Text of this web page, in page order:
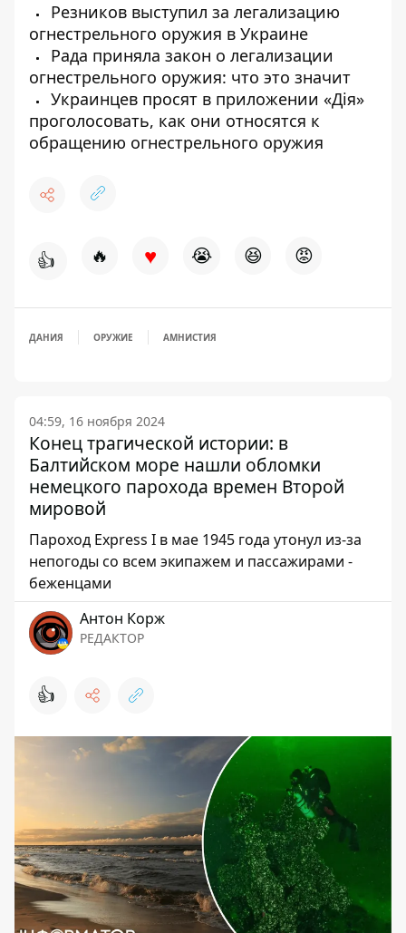
Резников выступил за легализацию
огнестрельного оружия в Украине
Рада приняла закон о легализации
огнестрельного оружия: что это значит
Украинцев просят в приложении «Дія»
проголосовать, как они относятся к
обращению огнестрельного оружия
👍 🔥 ♥ 😭 😆 😡
ДАНИЯ ОРУЖИЕ АМНИСТИЯ
04:59, 16 ноября 2024
Конец трагической истории: в
Балтийском море нашли обломки
немецкого парохода времен Второй
мировой
Пароход Express I в мае 1945 года утонул из-за
непогоды со всем экипажем и пассажирами -
беженцами
Антон Корж
РЕДАКТОР
👍